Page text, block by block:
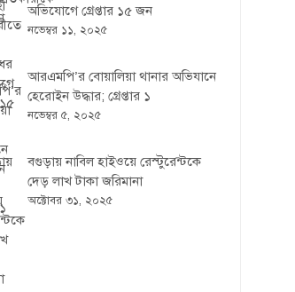
অভিযোগে গ্রেপ্তার ১৫ জন
নভেম্বর ১১, ২০২৫
আরএমপি’র বোয়ালিয়া থানার অভিযানে
হেরোইন উদ্ধার; গ্রেপ্তার ১
নভেম্বর ৫, ২০২৫
বগুড়ায় নাবিল হাইওয়ে রেস্টুরেন্টকে
দেড় লাখ টাকা জরিমানা
অক্টোবর ৩১, ২০২৫